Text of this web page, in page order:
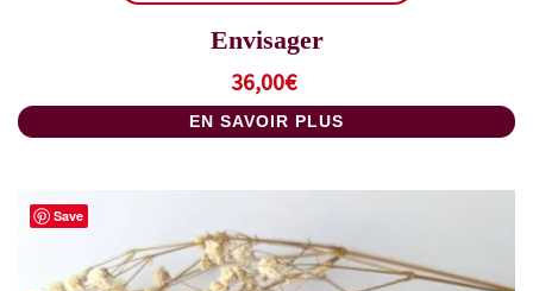
Envisager
36,00€
EN SAVOIR PLUS
Save